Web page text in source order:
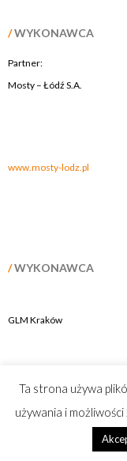
/WYKONAWCA
Partner:
Mosty – Łódź S.A.
www.mosty-lodz.pl
/WYKONAWCA
GLM Kraków
Ta strona używa
używania i